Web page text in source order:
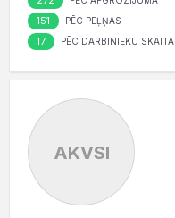
151 PĒC PEĻŅAS
17 PĒC DARBINIEKU SKAITA
AKVSI